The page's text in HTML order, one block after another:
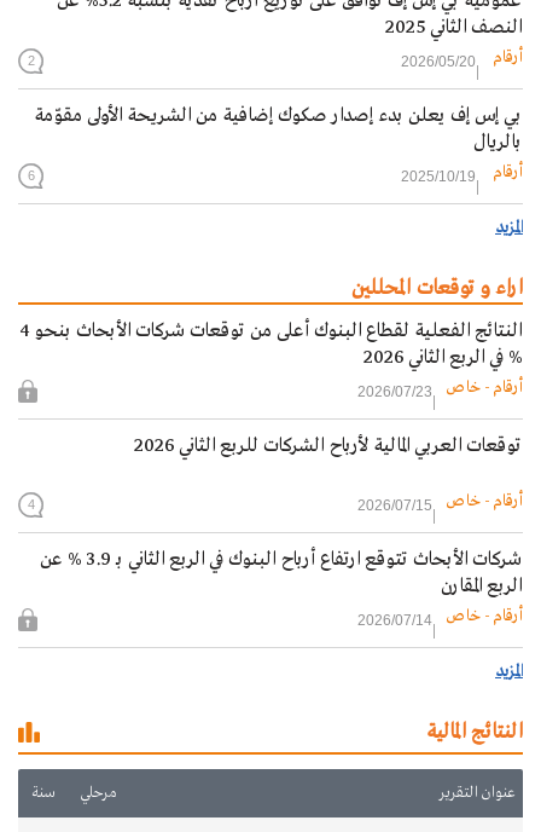
النصف الثاني 2025
أرقام 2026/05/20
2
بي إس إف يعلن بدء إصدار صكوك إضافية من الشريحة الأولى مقوّمة
بالريال
أرقام 2025/10/19
6
المزيد
اراء و توقعات المحللين
النتائج الفعلية لقطاع البنوك أعلى من توقعات شركات الأبحاث بنحو 4
% في الربع الثاني 2026
أرقام - خاص 2026/07/23
توقعات العربي المالية لأرباح الشركات للربع الثاني 2026
أرقام - خاص 2026/07/15
4
شركات الأبحاث تتوقع ارتفاع أرباح البنوك في الربع الثاني بـ 3.9 % عن
الربع المقارن
أرقام - خاص 2026/07/14
المزيد
النتائج المالية
عنوان التقرير مرحلي سنة